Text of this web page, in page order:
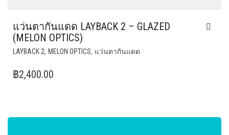
แว่นตากันแดด LAYBACK 2 – GLAZED
(MELON OPTICS)
LAYBACK 2, MELON OPTICS, แว่นตากันแดด
฿2,400.00